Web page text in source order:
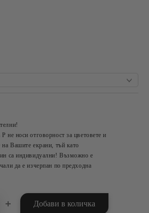
не носи отговорност за цветовете и
на Вашите екрани, тъй като
са индивидуални! Възможно е
да е изчерпан по предходна